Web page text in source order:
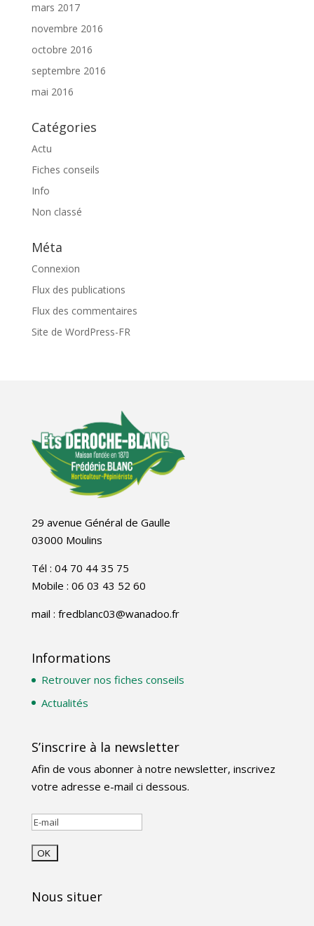
mars 2017
novembre 2016
octobre 2016
septembre 2016
mai 2016
Catégories
Actu
Fiches conseils
Info
Non classé
Méta
Connexion
Flux des publications
Flux des commentaires
Site de WordPress-FR
29 avenue Général de Gaulle
03000 Moulins
Tél : 04 70 44 35 75
Mobile : 06 03 43 52 60
mail : fredblanc03@wanadoo.fr
Informations
Retrouver nos fiches conseils
Actualités
S’inscrire à la newsletter
Afin de vous abonner à notre newsletter, inscrivez
votre adresse e-mail ci dessous.
Nous situer